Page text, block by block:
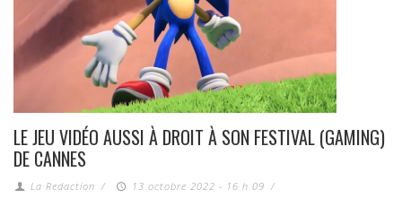
LE JEU VIDÉO AUSSI À DROIT À SON FESTIVAL (GAMING)
DE CANNES
La Redaction / 13 octobre 2022 - 16 h 09 /